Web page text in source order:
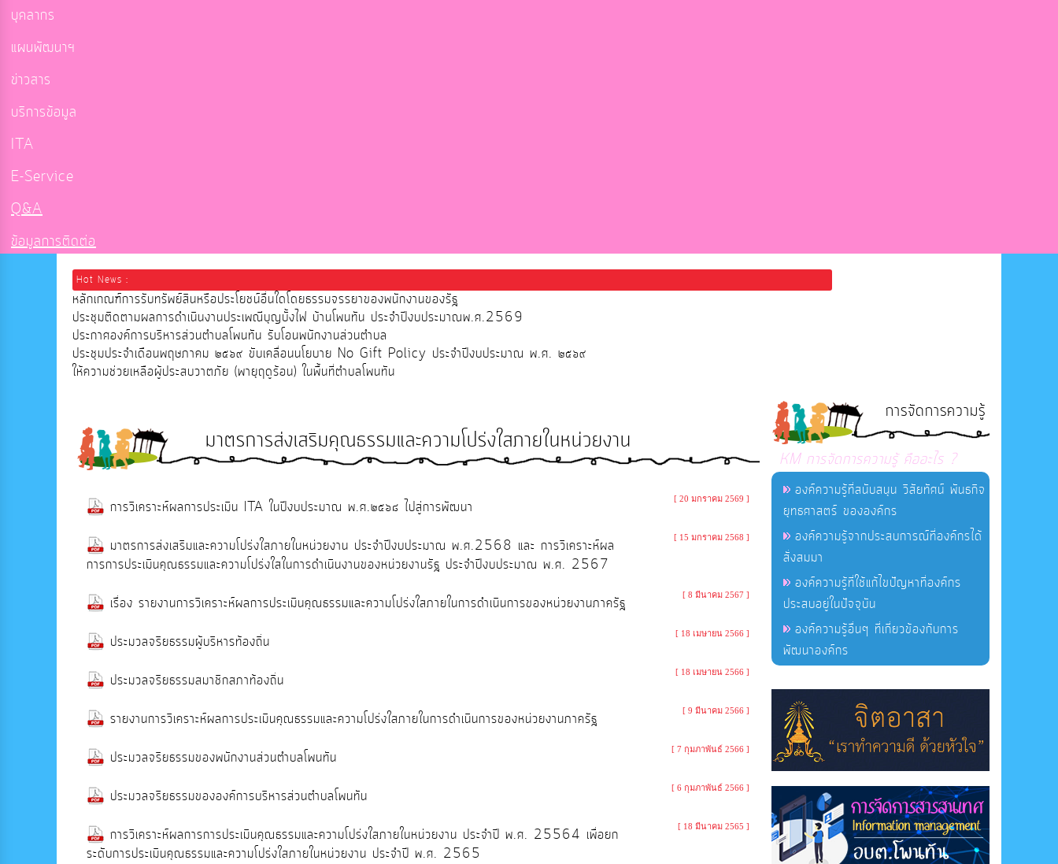
บุคลากร
แผนพัฒนาฯ
ข่าวสาร
บริการข้อมูล
ITA
E-Service
Q&A
ข้อมูลการติดต่อ
Hot News :
หลักเกณฑ์การรับทรัพย์สินหรือประโยชน์อื่นใดโดยธรรมจรรยาของพนักงานของรัฐ
ประชุมติดตามผลการดำเนินงานประเพณีบุญบั้งไฟ บ้านโพนทัน ประจำปีงบประมาณพ.ศ.2569
ประกาศองค์การบริหารส่วนตำบลโพนทัน รับโอนพนักงานส่วนตำบล
ประชุมประจำเดือนพฤษภาคม ๒๕๖๙ ขับเคลื่อนนโยบาย No Gift Policy ประจำปีงบประมาณ พ.ศ. ๒๕๖๙
ให้ความช่วยเหลือผู้ประสบวาตภัย (พายุฤดูร้อน) ในพื้นที่ตำบลโพนทัน
มาตรการส่งเสริมคุณธรรมและความโปร่งใสภายในหน่วยงาน
การวิเคราะห์ผลการประเมิน ITA ในปีงบประมาณ พ.ศ.๒๕๖๘ ไปสู่การพัฒนา [ 20 มกราคม 2569 ]
มาตรการส่งเสริมและความโปร่งใสภายในหน่วยงาน ประจำปีงบประมาณ พ.ศ.2568 และ การวิเคราะห์ผล
การการประเมินคุณธรรมและความโปร่งใสในการดำเนินงานของหน่วยงานรัฐ ประจำปีงบประมาณ พ.ศ. 2567
[ 15 มกราคม 2568 ]
เรื่อง รายงานการวิเคราะห์ผลการประเมินคุณธรรมและความโปร่งใสภายในการดำเนินการของหน่วยงานภาครัฐ [ 8 มีนาคม 2567 ]
ประมวลจริยธรรมผู้บริหารท้องถิ่น [ 18 เมษายน 2566 ]
ประมวลจริยธรรมสมาชิกสภาท้องถิ่น [ 18 เมษายน 2566 ]
รายงานการวิเคราะห์ผลการประเมินคุณธรรมและความโปร่งใสภายในการดำเนินการของหน่วยงานภาครัฐ [ 9 มีนาคม 2566 ]
ประมวลจริยธรรมของพนักงานส่วนตำบลโพนทัน [ 7 กุมภาพันธ์ 2566 ]
ประมวลจริยธรรมขององค์การบริหารส่วนตำบลโพนทัน [ 6 กุมภาพันธ์ 2566 ]
การวิเคราะห์ผลการการประเมินคุณธรรมและความโปร่งใสภายในหน่วยงาน ประจำปี พ.ศ. 25564 เพื่อยก
ระดับการประเมินคุณธรรมและความโปร่งใสภายในหน่วยงาน ประจำปี พ.ศ. 2565
[ 18 มีนาคม 2565 ]
การจัดการความรู้
KM การจัดการความรู้ คืออะไร ?
องค์ความรู้ที่สนับสนุน วิสัยทัศน์ พันธกิจ
ยุทธศาสตร์ ขององค์กร
องค์ความรู้จากประสบการณ์ที่องค์กรได้
สั่งสมมา
องค์ความรู้ที่ใช้แก้ไขปัญหาที่องค์กร
ประสบอยู่ในปัจจุบัน
องค์ความรู้อื่นๆ ที่เกี่ยวข้องกับการ
พัฒนาองค์กร